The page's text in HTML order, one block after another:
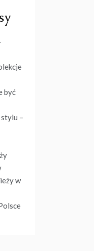
być
stylu –
w